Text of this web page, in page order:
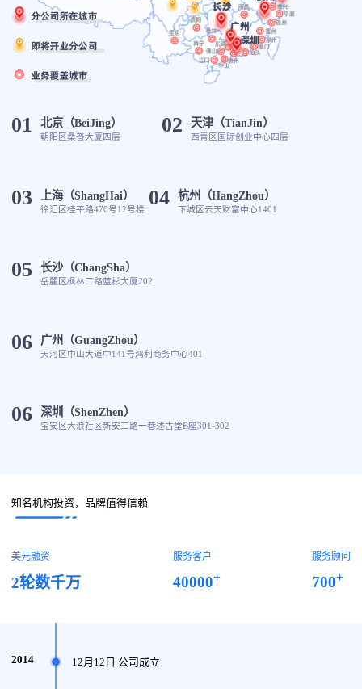
01 北京（BeiJing）
朝阳区桑普大厦四层 02 天津（TianJin）
西青区国际创业中心四层
03 上海（ShangHai）
徐汇区桂平路470号12号楼 04 杭州（HangZhou）
下城区云天财富中心1401
05 长沙（ChangSha）
岳麓区枫林二路蓝杉大厦202
06 广州（GuangZhou）
天河区中山大道中141号鸿利商务中心401
06 深圳（ShenZhen）
宝安区大浪社区新安三路一巷述古堂B座301-302
知名机构投资，品牌值得信赖
美元融资
2轮数千万
服务客户
40000+
服务顾问
700+
2014 12月12日 公司成立